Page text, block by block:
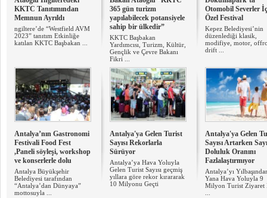
KKTC Tanıtımından
Memnun Ayrıldı
ngiltere’de “Westfield AVM
2023” tanıtım Etkinliğe
katılan KKTC Başbakan ...
365 gün turizm
yapılabilecek potansiyele
sahip bir ülkedir”
KKTC Başbakan
Yardımcısı, Turizm, Kültür,
Gençlik ve Çevre Bakanı
Fikri ...
Otomobil Severler
Özel Festival
Kepez Belediyesi’nin
düzenlediği klasik,
modifiye, motor,
drift ...
Antalya’nın Gastronomi
Festivali Food Fest
,Paneli söyleşi, workshop
ve konserlerle dolu
Antalya Büyükşehir
Belediyesi tarafından
“Antalya’dan Dünyaya”
mottosuyla ...
Antalya'ya Gelen Turist
Sayısı Rekorlarla
Sürüyor
Antalya’ya Hava Yoluyla
Gelen Turist Sayısı geçmiş
yıllara göre rekor kırararak
10 Milyonu Geçti
Antalya'ya Gelen
Sayısı Artarken Sayı
Doluluk Oranını
Fazlalaştırmıyor
Antalya’yı
Yana Hava Yoluyla 9
Milyon Turist Ziyaret